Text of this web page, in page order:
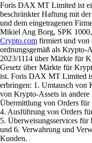
Foris DAX MT Limited ist
beschränkter Haftung mit
und dem eingetragenen
Mikiel Ang Borg, SPK 1000,
Crypto.com firmiert und von
ordnungsgemäß als Krypto-
2023/1114 über Märkte für
Gesetz über Märkte für
ist. Foris DAX MT Limited
erbringen: 1. Umtausch von
von Krypto-Assets in
Übermittlung von Orders
4. Ausführung von Orders
5. Überweisungsservices
und 6. Verwahrung und
Kunden.